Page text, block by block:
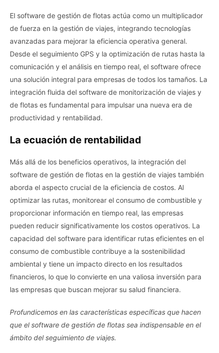
El software de gestión de flotas actúa como un multiplicador
de fuerza en la gestión de viajes, integrando tecnologías
avanzadas para mejorar la eficiencia operativa general.
Desde el seguimiento GPS y la optimización de rutas hasta la
comunicación y el análisis en tiempo real, el software ofrece
una solución integral para empresas de todos los tamaños. La
integración fluida del software de monitorización de viajes y
de flotas es fundamental para impulsar una nueva era de
productividad y rentabilidad.
La ecuación de rentabilidad
Más allá de los beneficios operativos, la integración del
software de gestión de flotas en la gestión de viajes también
aborda el aspecto crucial de la eficiencia de costos. Al
optimizar las rutas, monitorear el consumo de combustible y
proporcionar información en tiempo real, las empresas
pueden reducir significativamente los costos operativos. La
capacidad del software para identificar rutas eficientes en el
consumo de combustible contribuye a la sostenibilidad
ambiental y tiene un impacto directo en los resultados
financieros, lo que lo convierte en una valiosa inversión para
las empresas que buscan mejorar su salud financiera.
Profundicemos en las características específicas que hacen
que el software de gestión de flotas sea indispensable en el
ámbito del seguimiento de viajes.